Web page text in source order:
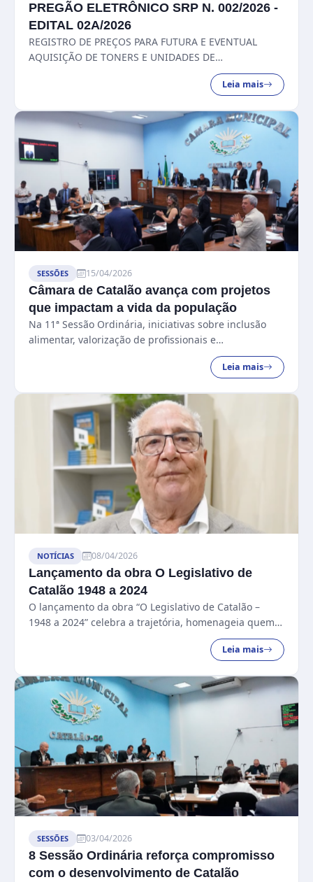
PREGÃO ELETRÔNICO SRP N. 002/2026 -
EDITAL 02A/2026
REGISTRO DE PREÇOS PARA FUTURA E EVENTUAL
AQUISIÇÃO DE TONERS E UNIDADES DE
FOTOCONDUTOR ORIGINAIS COMPATÍVEIS COM AS
IMPRESSORAS INSTITUCIONAIS DA CÂMARALeia mais
SESSÕES 15/04/2026
Câmara de Catalão avança com projetos
que impactam a vida da população
Na 11ª Sessão Ordinária, iniciativas sobre inclusão
alimentar, valorização de profissionais e
fortalecimento das tradições marcam novos avanços
Leia mais
NOTÍCIAS 08/04/2026
Lançamento da obra O Legislativo de
Catalão 1948 a 2024
O lançamento da obra “O Legislativo de Catalão –
1948 a 2024” celebra a trajetória, homenageia quem
construiu o passado e reforça o compromisso com o
Leia mais
SESSÕES 03/04/2026
8 Sessão Ordinária reforça compromisso
com o desenvolvimento de Catalão